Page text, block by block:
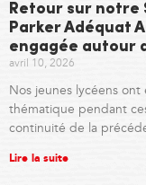
Retour sur notre
Parker Adéquat
engagée autour
avril 10, 2026
Nos jeunes lycéens
thématique pendant
continuité de la
Lire la suite